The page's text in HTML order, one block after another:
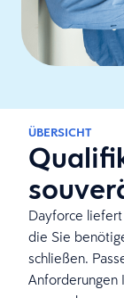
ÜBERSICHT
Dayforce liefert
die Sie
schließen.
Anforderungen